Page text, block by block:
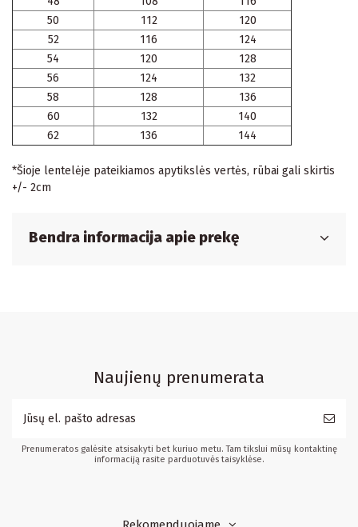
50
112
120
52
116
124
54
120
128
56
124
132
58
128
136
60
132
140
62
136 144
*Šioje lentelėje pateikiamos apytikslės vertės, rūbai gali skirtis
+/- 2cm
Bendra informacija apie prekę
Naujienų prenumerata
Prenumeratos galėsite atsisakyti bet kuriuo metu. Tam tikslui mūsų kontaktinę
informaciją rasite parduotuvės taisyklėse.